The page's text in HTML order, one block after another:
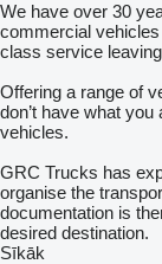
We have over 30
commercial
class service
Offering a range of
don’t have what
vehicles.
GRC Trucks has
organise the
documentation is
desired destination.
Sīkāk